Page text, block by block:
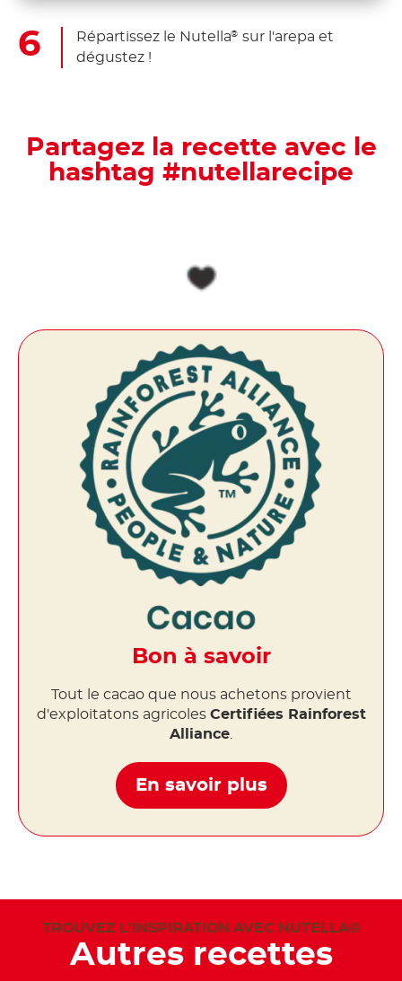
Répartissez le Nutella® sur l'arepa et
dégustez !
Partagez la recette avec le
hashtag #nutellarecipe
Bon à savoir
Tout le cacao que nous achetons provient
d'exploitatons agricoles Certifiées Rainforest
Alliance
En savoir plus
TROUVEZ L'INSPIRATION AVEC NUTELLA®
Autres recettes